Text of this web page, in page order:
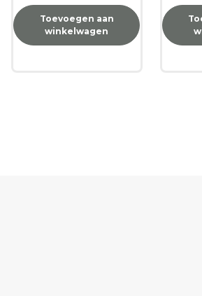
Toevoegen aan
winkelwagen